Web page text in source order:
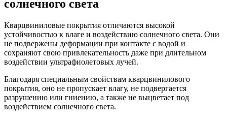
солнечного света
Кварцвиниловые покрытия отличаются высокой
устойчивостью к влаге и воздействию солнечного света. Они
не подвержены деформации при контакте с водой и
сохраняют свою привлекательность даже при длительном
воздействии ультрафиолетовых лучей.
Благодаря специальным свойствам кварцвинилового
покрытия, оно не пропускает влагу, не подвергается
разрушению или гниению, а также не выцветает под
воздействием солнечного света.